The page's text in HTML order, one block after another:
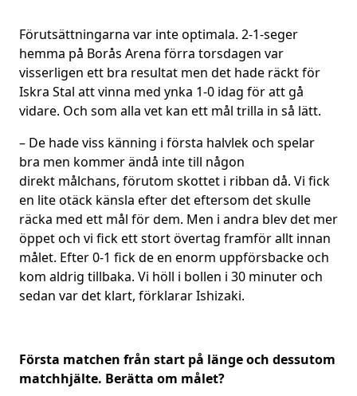
Förutsättningarna var inte optimala. 2-1-seger
hemma på Borås Arena förra torsdagen var
visserligen ett bra resultat men det hade räckt för
Iskra Stal att vinna med ynka 1-0 idag för att gå
vidare. Och som alla vet kan ett mål trilla in så lätt.
– De hade viss känning i första halvlek och spelar
bra men kommer ändå inte till någon
direkt målchans, förutom skottet i ribban då. Vi fick
en lite otäck känsla efter det eftersom det skulle
räcka med ett mål för dem. Men i andra blev det mer
öppet och vi fick ett stort övertag framför allt innan
målet. Efter 0-1 fick de en enorm uppförsbacke och
kom aldrig tillbaka. Vi höll i bollen i 30 minuter och
sedan var det klart, förklarar Ishizaki.
Första matchen från start på länge och dessutom
matchhjälte. Berätta om målet?